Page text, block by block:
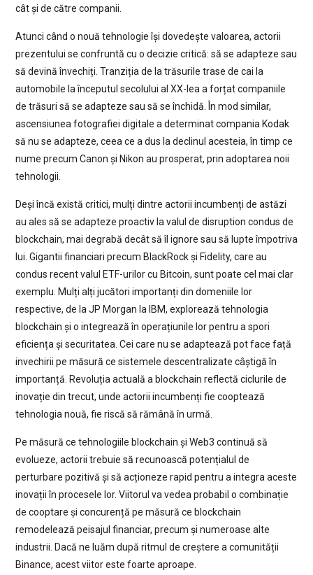
cât și de către companii.
Atunci când o nouă tehnologie își dovedește valoarea, actorii
prezentului se confruntă cu o decizie critică: să se adapteze sau
să devină învechiți. Tranziția de la trăsurile trase de cai la
automobile la începutul secolului al XX-lea a forțat companiile
de trăsuri să se adapteze sau să se închidă. În mod similar,
ascensiunea fotografiei digitale a determinat compania Kodak
să nu se adapteze, ceea ce a dus la declinul acesteia, în timp ce
nume precum Canon și Nikon au prosperat, prin adoptarea noii
tehnologii.
Deși încă există critici, mulți dintre actorii incumbenți de astăzi
au ales să se adapteze proactiv la valul de disruption condus de
blockchain, mai degrabă decât să îl ignore sau să lupte împotriva
lui. Gigantii financiari precum BlackRock și Fidelity, care au
condus recent valul ETF-urilor cu Bitcoin, sunt poate cel mai clar
exemplu. Mulți alți jucători importanți din domeniile lor
respective, de la JP Morgan la IBM, explorează tehnologia
blockchain și o integrează în operațiunile lor pentru a spori
eficiența și securitatea. Cei care nu se adaptează pot face față
invechirii pe măsură ce sistemele descentralizate câștigă în
importanță. Revoluția actuală a blockchain reflectă ciclurile de
inovație din trecut, unde actorii incumbenți fie cooptează
tehnologia nouă, fie riscă să rămână în urmă.
Pe măsură ce tehnologiile blockchain și Web3 continuă să
evolueze, actorii trebuie să recunoască potențialul de
perturbare pozitivă și să acționeze rapid pentru a integra aceste
inovații în procesele lor. Viitorul va vedea probabil o combinație
de cooptare și concurență pe măsură ce blockchain
remodelează peisajul financiar, precum și numeroase alte
industrii. Dacă ne luăm după ritmul de creștere a comunității
Binance, acest viitor este foarte aproape.